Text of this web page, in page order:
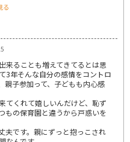
る
来ることも増えてきてるとは思
3年そんな自分の感情をコントロ
親子参加って、子どもも内心感
てくれて嬉しいんだけど、恥ず
もの保育園と違うから戸惑いを
夫です。親にずっと抱っこされ